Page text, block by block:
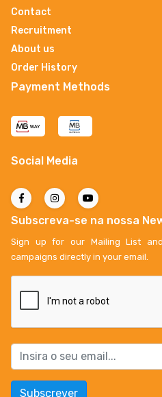
Contact
Recruitment
About us
Order History
Payment Methods
Social Media
Subscreva-se na nossa
Sign up for our Mailing List
campaigns directly in your email.
Subscrever